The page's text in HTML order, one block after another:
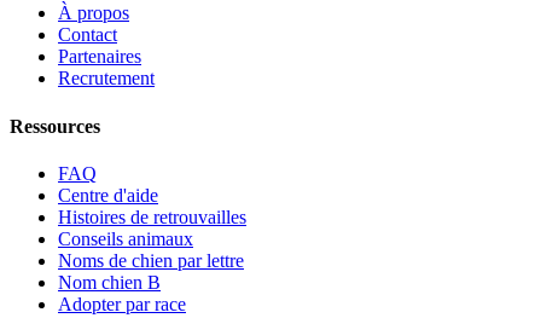
À propos
Contact
Partenaires
Recrutement
Ressources
FAQ
Centre d'aide
Histoires de retrouvailles
Conseils animaux
Noms de chien par lettre
Nom chien B
Adopter par race